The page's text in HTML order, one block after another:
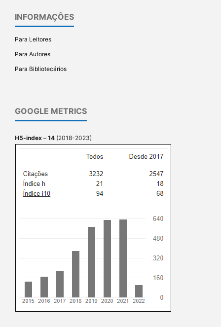
INFORMAÇÕES
Para Leitores
Para Autores
Para Bibliotecários
GOOGLE METRICS
H5-index – 14 (2018-2023)